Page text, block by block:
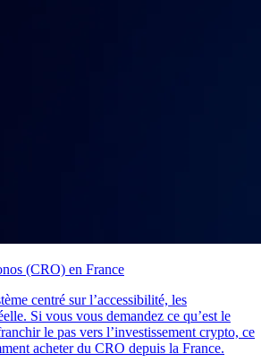
(CRO) en France
centré sur l’accessibilité, les
Si vous vous demandez ce qu’est le
le pas vers l’investissement crypto, ce
acheter du CRO depuis la France.